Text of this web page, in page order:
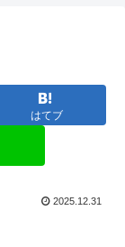
はてブ
2025.12.31